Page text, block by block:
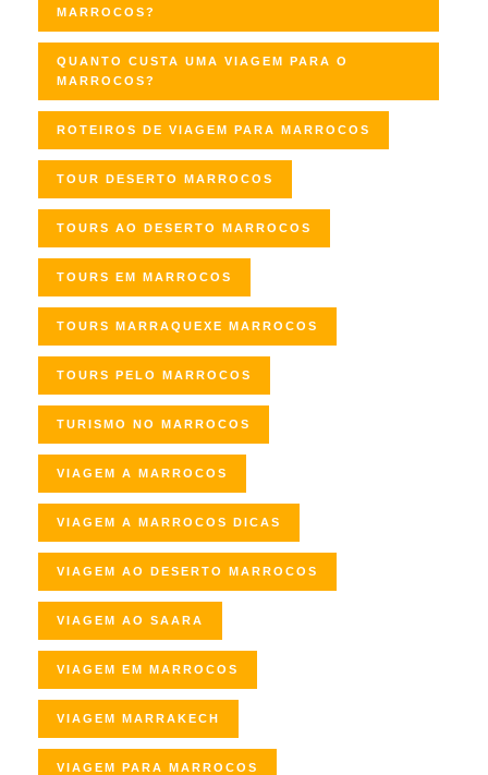
MARROCOS?
QUANTO CUSTA UMA VIAGEM PARA O
MARROCOS?
ROTEIROS DE VIAGEM PARA MARROCOS
TOUR DESERTO MARROCOS
TOURS AO DESERTO MARROCOS
TOURS EM MARROCOS
TOURS MARRAQUEXE MARROCOS
TOURS PELO MARROCOS
TURISMO NO MARROCOS
VIAGEM A MARROCOS
VIAGEM A MARROCOS DICAS
VIAGEM AO DESERTO MARROCOS
VIAGEM AO SAARA
VIAGEM EM MARROCOS
VIAGEM MARRAKECH
VIAGEM PARA MARROCOS